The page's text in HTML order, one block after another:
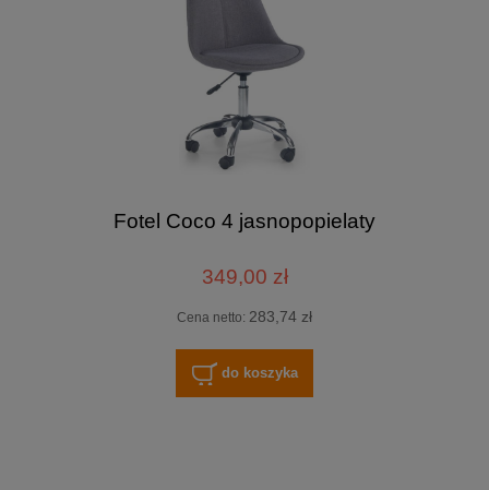
Fotel Coco 4 jasnopopielaty
349,00 zł
Cena netto: 283,74 zł
do koszyka